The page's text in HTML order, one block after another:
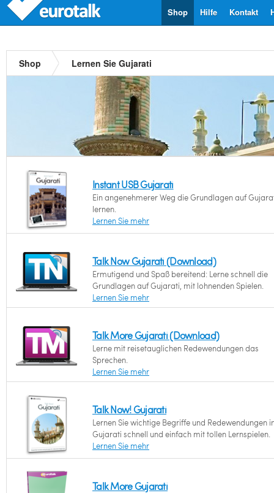
Kontakt
Hilfe
Shop
Shop Lernen Sie Gujarati
Instant USB Gujarati
Ein angenehmerer Weg die Grundlagen auf
lernen.
Lernen Sie mehr
Talk Now Gujarati (Download)
Ermutigend und Spaß bereitend: Lerne schnell die
Grundlagen auf Gujarati, mit lohnenden Spielen.
Lernen Sie mehr
Talk More Gujarati (Download)
Lerne mit reisetauglichen Redewendungen das
Sprechen.
Lernen Sie mehr
Talk Now! Gujarati
Lernen Sie wichtige Begriffe und Redewendungen
Gujarati schnell und einfach mit tollen Lernspielen.
Lernen Sie mehr
Talk More Gujarati